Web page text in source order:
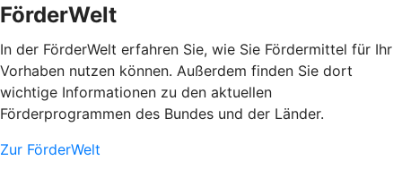
FörderWelt
In der FörderWelt erfahren Sie, wie Sie Fördermittel für Ihr
Vorhaben nutzen können. Außerdem finden Sie dort
wichtige Informationen zu den aktuellen
Förderprogrammen des Bundes und der Länder.
Zur FörderWelt